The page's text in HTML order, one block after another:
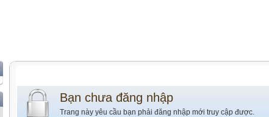
Bạn chưa đăng nhập
Trang này yêu cầu bạn phải đăng nhập mới truy cập được.